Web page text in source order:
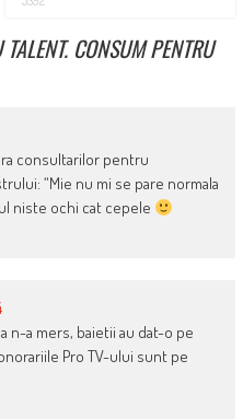
CONSUM PENTRU
consultarilor pentru
“Mie nu mi se pare normala
niste ochi cat cepele
n-a mers, baietii au dat-o pe
Pro TV-ului sunt pe